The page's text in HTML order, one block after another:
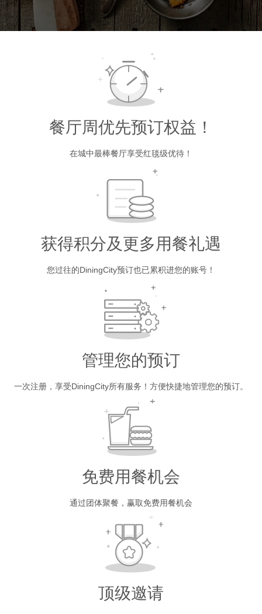
餐厅周优先预订权益！
在城中最棒餐厅享受红毯级优待！
获得积分及更多用餐礼遇
您过往的DiningCity预订也已累积进您的账号！
管理您的预订
一次注册，享受DiningCity所有服务！方便快捷地管理您的预订。
免费用餐机会
通过团体聚餐，赢取免费用餐机会
顶级邀请